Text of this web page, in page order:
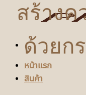
หน้าแรก
สินค้า
สร้างค
ด้วยก